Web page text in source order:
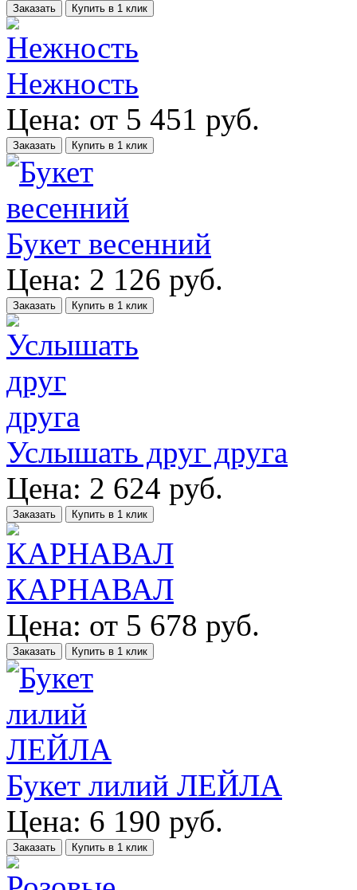
Заказать Купить в 1 клик
Нежность
Цена: от 5 451 руб.
Заказать Купить в 1 клик
Букет весенний
Цена: 2 126 руб.
Заказать Купить в 1 клик
Услышать друг друга
Цена: 2 624 руб.
Заказать Купить в 1 клик
КАРНАВАЛ
Цена: от 5 678 руб.
Заказать Купить в 1 клик
Букет лилий ЛЕЙЛА
Цена: 6 190 руб.
Заказать Купить в 1 клик